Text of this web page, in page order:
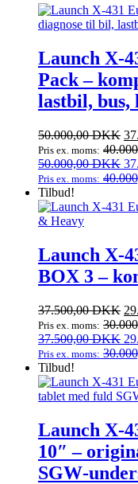
Launch
Pack –
lastbil,
50.000,00DKK
Pris ex. moms:
50.000,00DKK
Pris ex. moms:
Tilbud!
Launch
BOX 3 –
37.500,00DKK
Pris ex. moms:
37.500,00DKK
Pris ex. moms:
Tilbud!
Launch
10″ –